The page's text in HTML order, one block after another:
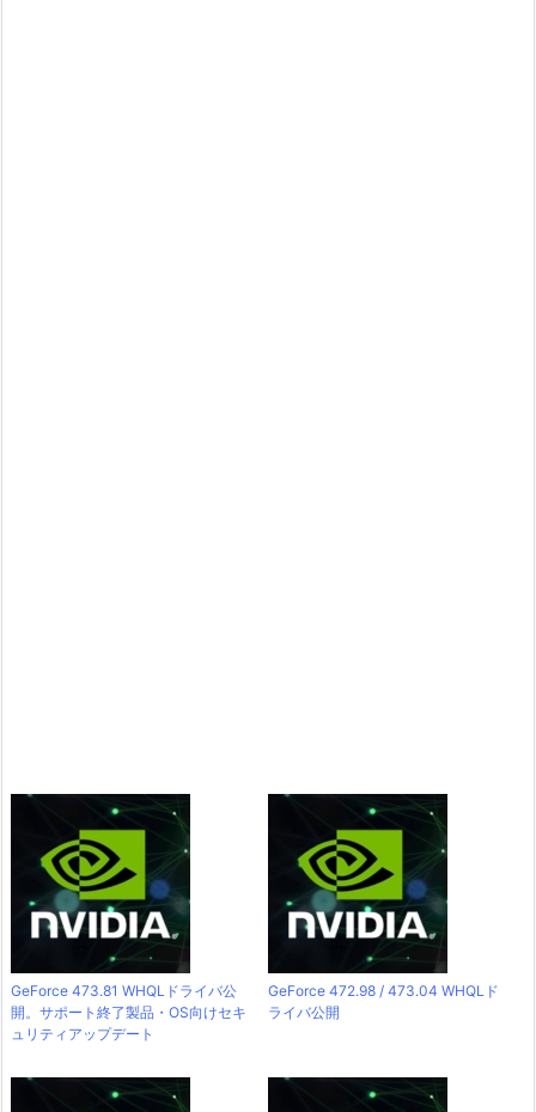
GeForce 473.81 WHQLドライバ公
開。サポート終了製品・OS向けセキ
ュリティアップデート
GeForce 472.98 / 473.04 WHQLド
ライバ公開